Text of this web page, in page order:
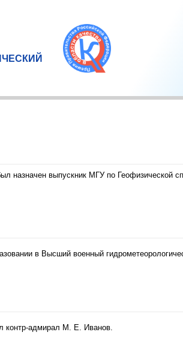
назначен выпускник МГУ по Геофизической
в Высший военный
контр-адмирал М. Е. Иванов.